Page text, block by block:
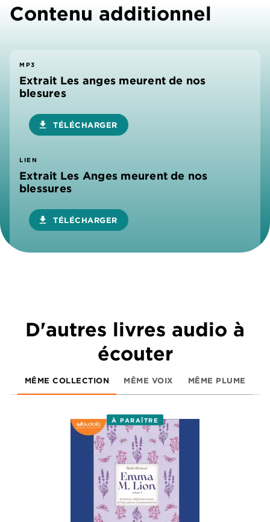
Contenu additionnel
MP3
Extrait Les anges meurent de nos
blesures
download TÉLÉCHARGER
LIEN
Extrait Les Anges meurent de nos
blessures
download TÉLÉCHARGER
D'autres livres audio à
écouter
MÊME COLLECTION MÊME VOIX MÊME PLUME
À PARAÎTRE